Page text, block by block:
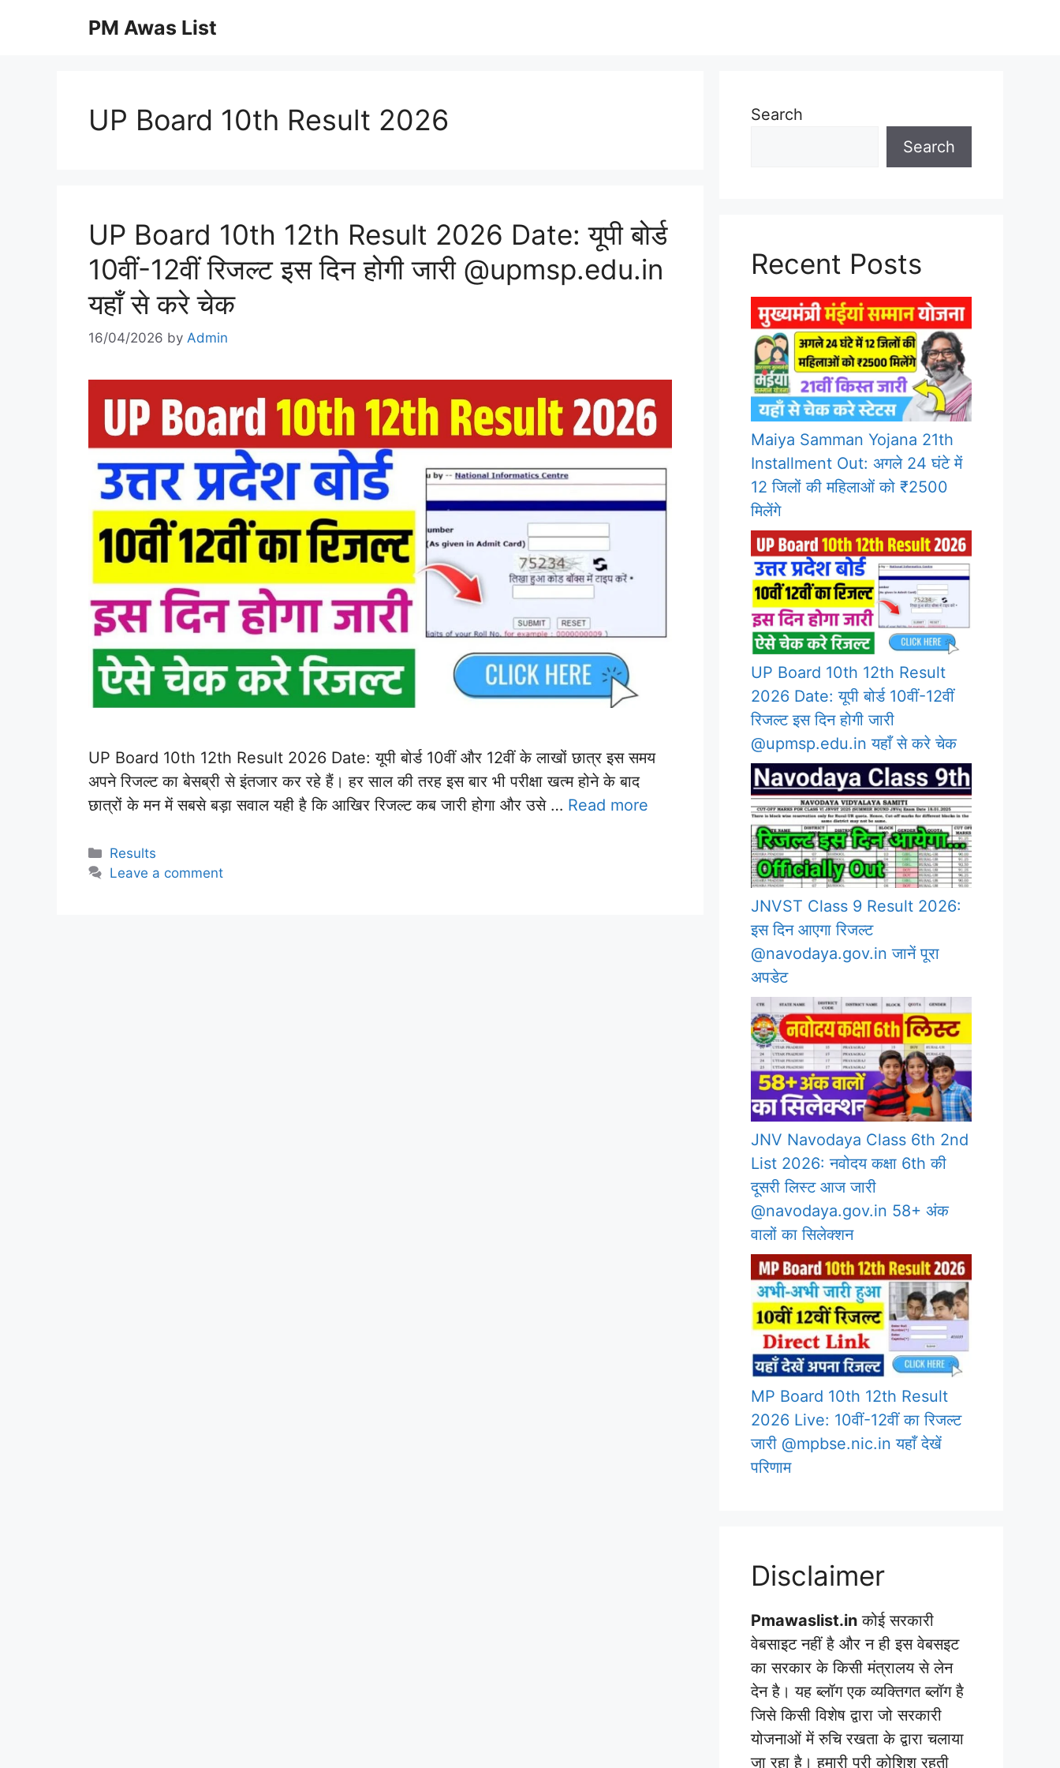
PM Awas List
UP Board 10th Result 2026
UP Board 10th 12th Result 2026 Date: यूपी बोर्ड
10वीं-12वीं रिजल्ट इस दिन होगी जारी @upmsp.edu.in
यहाँ से करे चेक
16/04/2026 by Admin
UP Board 10th 12th Result 2026 Date: यूपी बोर्ड 10वीं और 12वीं के लाखों छात्र इस समय
अपने रिजल्ट का बेसब्री से इंतजार कर रहे हैं। हर साल की तरह इस बार भी परीक्षा खत्म होने के बाद
छात्रों के मन में सबसे बड़ा सवाल यही है कि आखिर रिजल्ट कब जारी होगा और उसे … Read more
Categories
Results
Leave a comment
Search
Search
Recent Posts
Maiya Samman Yojana 21th
Installment Out: अगले 24 घंटे में
12 जिलों की महिलाओं को ₹2500
मिलेंगे
UP Board 10th 12th Result
2026 Date: यूपी बोर्ड 10वीं-12वीं
रिजल्ट इस दिन होगी जारी
@upmsp.edu.in यहाँ से करे चेक
JNVST Class 9 Result 2026:
इस दिन आएगा रिजल्ट
@navodaya.gov.in जानें पूरा
अपडेट
JNV Navodaya Class 6th 2nd
List 2026: नवोदय कक्षा 6th की
दूसरी लिस्ट आज जारी
@navodaya.gov.in 58+ अंक
वालों का सिलेक्शन
MP Board 10th 12th Result
2026 Live: 10वीं-12वीं का रिजल्ट
जारी @mpbse.nic.in यहाँ देखें
परिणाम
Disclaimer
Pmawaslist.in कोई सरकारी
वेबसाइट नहीं है और न ही इस वेबसइट
का सरकार के किसी मंत्रालय से लेन
देन है। यह ब्लॉग एक व्यक्तिगत ब्लॉग है
जिसे किसी विशेष द्वारा जो सरकारी
योजनाओं में रुचि रखता के द्वारा चलाया
जा रहा है। हमारी पूरी कोशिश रहती